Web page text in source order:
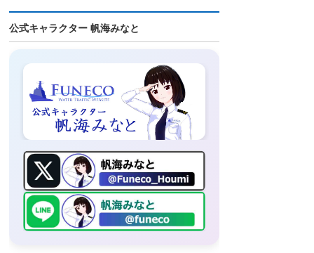
公式キャラクター 帆海みなと